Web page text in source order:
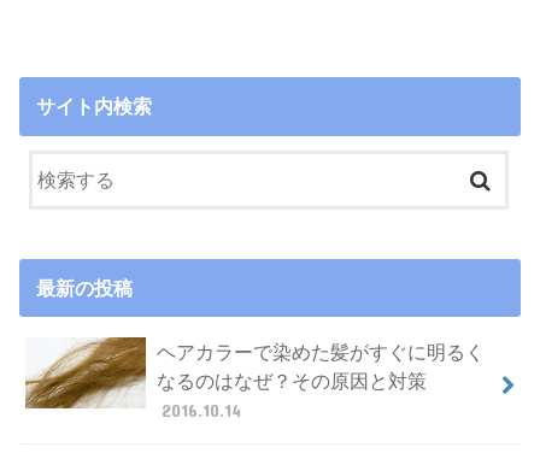
サイト内検索
最新の投稿
ヘアカラーで染めた髪がすぐに明るく
なるのはなぜ？その原因と対策
2016.10.14